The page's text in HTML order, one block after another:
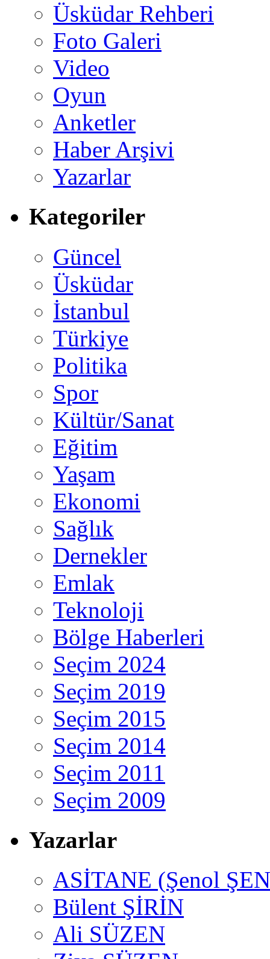
Üsküdar Rehberi
Foto Galeri
Video
Oyun
Anketler
Haber Arşivi
Yazarlar
Kategoriler
Güncel
Üsküdar
İstanbul
Türkiye
Politika
Spor
Kültür/Sanat
Eğitim
Yaşam
Ekonomi
Sağlık
Dernekler
Emlak
Teknoloji
Bölge Haberleri
Seçim 2024
Seçim 2019
Seçim 2015
Seçim 2014
Seçim 2011
Seçim 2009
Yazarlar
ASİTANE (Şenol
Bülent ŞİRİN
Ali SÜZEN